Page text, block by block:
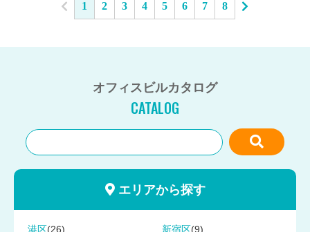
1 2 3 4 5 6 7 8
オフィスビルカタログ
CATALOG
エリアから探す
港区 (26) 新宿区 (9)